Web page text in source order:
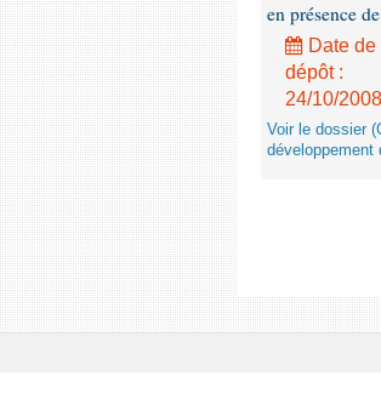
en présence
Date de
dépôt :
24/10/2008
Voir le dossier
développement